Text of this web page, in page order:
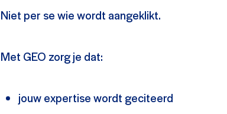
Niet per se wie wordt aangeklikt.
Met GEO zorg je dat:
jouw expertise wordt geciteerd